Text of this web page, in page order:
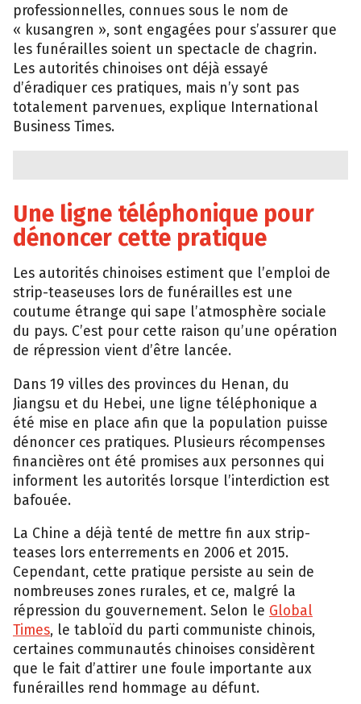
professionnelles, connues sous le nom de
« kusangren », sont engagées pour s’assurer que
les funérailles soient un spectacle de chagrin.
Les autorités chinoises ont déjà essayé
d’éradiquer ces pratiques, mais n’y sont pas
totalement parvenues, explique International
Business Times.
Une ligne téléphonique pour
dénoncer cette pratique
Les autorités chinoises estiment que l’emploi de
strip-teaseuses lors de funérailles est une
coutume étrange qui sape l’atmosphère sociale
du pays. C’est pour cette raison qu’une opération
de répression vient d’être lancée.
Dans 19 villes des provinces du Henan, du
Jiangsu et du Hebei, une ligne téléphonique a
été mise en place afin que la population puisse
dénoncer ces pratiques. Plusieurs récompenses
financières ont été promises aux personnes qui
informent les autorités lorsque l’interdiction est
bafouée.
La Chine a déjà tenté de mettre fin aux strip-
teases lors enterrements en 2006 et 2015.
Cependant, cette pratique persiste au sein de
nombreuses zones rurales, et ce, malgré la
répression du gouvernement. Selon le Global
Times, le tabloïd du parti communiste chinois,
certaines communautés chinoises considèrent
que le fait d’attirer une foule importante aux
funérailles rend hommage au défunt.